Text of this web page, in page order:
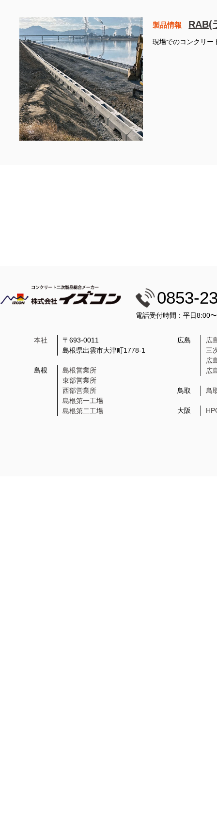
製品情報 RAB(
現場でのコンクリー
0853-
電話受付時間：平日8:00
本社
〒693-0011
島根県出雲市大津町1778-1
島根
島根営業所
東部営業所
西部営業所
島根第一工場
島根第二工場
広島
広
三
広
広
鳥取 鳥
大阪